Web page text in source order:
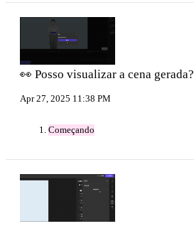
👀 Posso visualizar a cena gerada?
Apr 27, 2025 11:38 PM
Começando